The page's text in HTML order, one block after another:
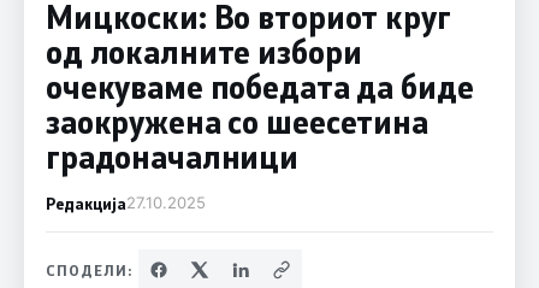
Мицкоски: Во вториот круг
од локалните избори
очекуваме победата да биде
заокружена со шеесетина
градоначалници
Редакција27.10.2025
СПОДЕЛИ: